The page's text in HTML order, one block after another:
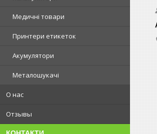
Медичні товари
Принтери етикеток
Акумулятори
Металошукачі
О нас
Отзывы